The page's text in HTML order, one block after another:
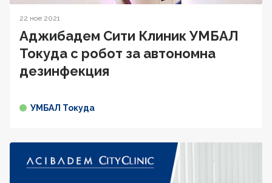
22 ное 2021
Аджибадем Сити Клиник УМБАЛ
Токуда с робот за автономна
дезинфекция
УМБАЛ Токуда